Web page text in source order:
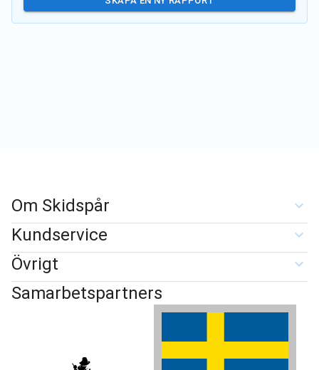
Om Skidspår
Kundservice
Övrigt
Samarbetspartners